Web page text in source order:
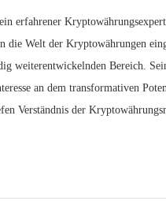
erfahrener
die Welt der Kryptowährungen
weiterentwickelnden Bereich.
an dem transformativen
Verständnis der